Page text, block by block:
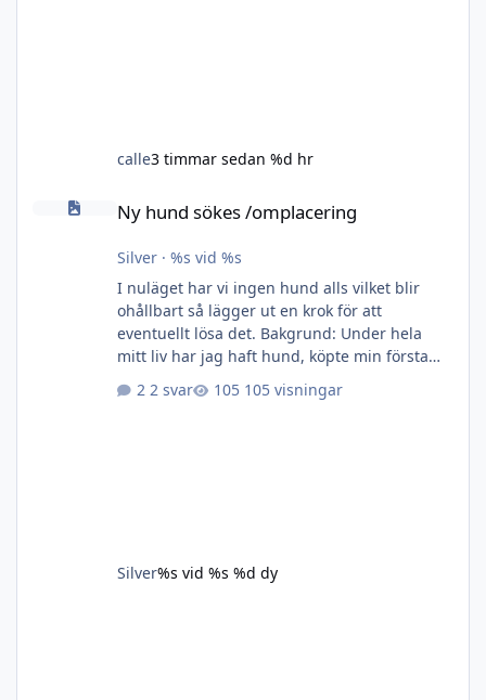
calle3 timmar sedan %d hr
Ny hund sökes /omplacering
Silver· %s vid %s
I nuläget har vi ingen hund alls vilket blir
ohållbart så lägger ut en krok för att
eventuellt lösa det. Bakgrund: Under hela
mitt liv har jag haft hund, köpte min första
gnidit ihop på något vis utan veckopeng.
2 svar 105 visningar
Silver%s vid %s %d dy